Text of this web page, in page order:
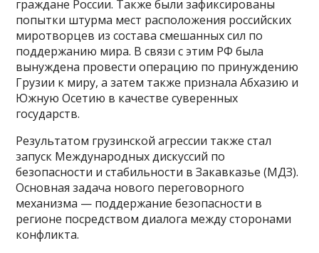
граждане России. Также были зафиксированы
попытки штурма мест расположения российских
миротворцев из состава смешанных сил по
поддержанию мира. В связи с этим РФ была
вынуждена провести операцию по принуждению
Грузии к миру, а затем также признала Абхазию и
Южную Осетию в качестве суверенных
государств.
Результатом грузинской агрессии также стал
запуск Международных дискуссий по
безопасности и стабильности в Закавказье (МДЗ).
Основная задача нового переговорного
механизма — поддержание безопасности в
регионе посредством диалога между сторонами
конфликта.